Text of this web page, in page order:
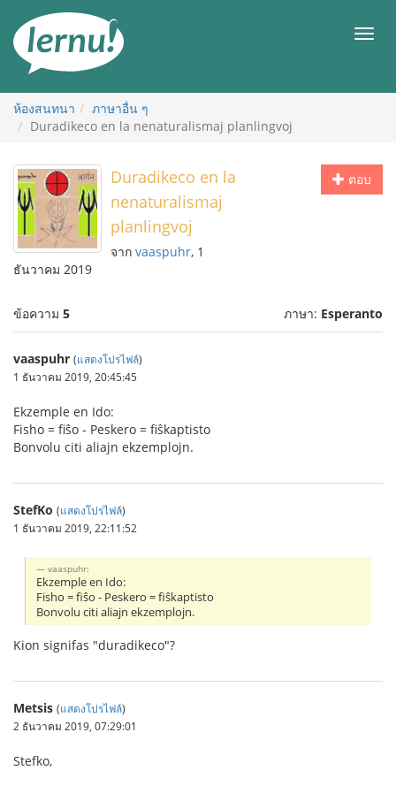
สารบัญ
เมนู
ห้องสนทนา
ภาษาอื่น ๆ
Duradikeco en la nenaturalismaj planlingvoj
ตอบ
Duradikeco en la
nenaturalismaj
planlingvoj
จาก vaaspuhr, 1
ธันวาคม 2019
ข้อความ 5 ภาษา: Esperanto
vaaspuhr (แสดงโปรไฟล์)
1 ธันวาคม 2019, 20:45:45
Ekzemple en Ido:
Fisho = fiŝo - Peskero = fiŝkaptisto
Bonvolu citi aliajn ekzemplojn.
StefKo (แสดงโปรไฟล์)
1 ธันวาคม 2019, 22:11:52
vaaspuhr:
Ekzemple en Ido:
Fisho = fiŝo - Peskero = fiŝkaptisto
Bonvolu citi aliajn ekzemplojn.
Kion signifas "duradikeco"?
Metsis (แสดงโปรไฟล์)
2 ธันวาคม 2019, 07:29:01
Stefko,